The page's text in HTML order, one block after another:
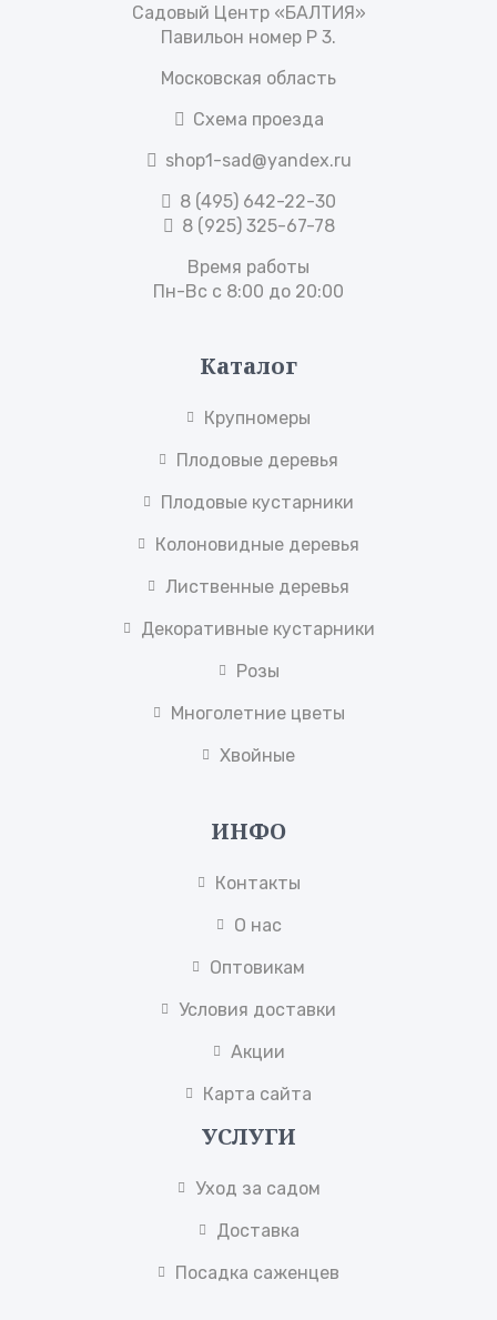
Садовый Центр «БАЛТИЯ»
Павильон номер Р 3.
Московская область
Схема проезда
shop1-sad@yandex.ru
8 (495) 642-22-30
8 (925) 325-67-78
Время работы
Пн-Вс с 8:00 до 20:00
Каталог
Крупномеры
Плодовые деревья
Плодовые кустарники
Колоновидные деревья
Лиственные деревья
Декоративные кустарники
Розы
Многолетние цветы
Хвойные
ИНФО
Контакты
О нас
Оптовикам
Условия доставки
Акции
Карта сайта
УСЛУГИ
Уход за садом
Доставка
Посадка саженцев